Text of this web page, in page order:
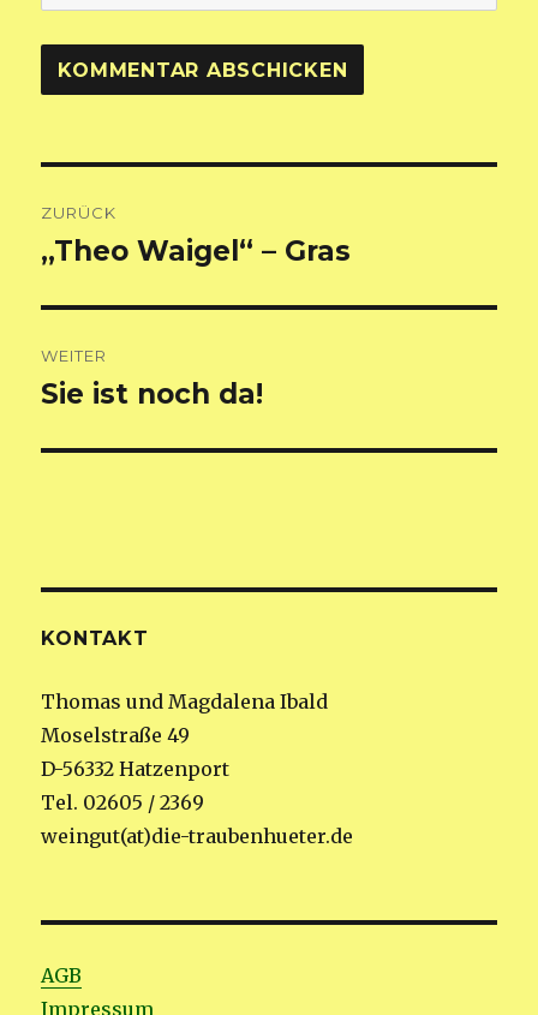
ZURÜCK
Vorheriger
„Theo Waigel“ – Gras
WEITER
Nächster
Sie ist noch da!
KONTAKT
Thomas und Magdalena Ibald
Moselstraße 49
D-56332 Hatzenport
Tel. 02605 / 2369
weingut(at)die-traubenhueter.de
AGB
Impressum